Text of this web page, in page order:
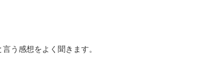
う感想をよく聞きます。